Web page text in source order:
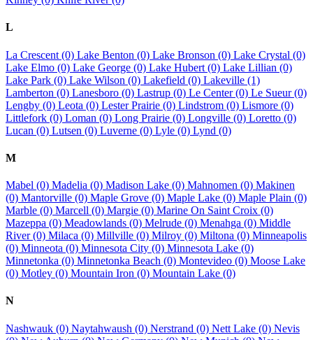
L
La Crescent (0) Lake Benton (0) Lake Bronson (0) Lake Crystal (0)
Lake Elmo (0) Lake George (0) Lake Hubert (0) Lake Lillian (0)
Lake Park (0) Lake Wilson (0) Lakefield (0) Lakeville (1)
Lamberton (0) Lanesboro (0) Lastrup (0) Le Center (0) Le Sueur (0)
Lengby (0) Leota (0) Lester Prairie (0) Lindstrom (0) Lismore (0)
Littlefork (0) Loman (0) Long Prairie (0) Longville (0) Loretto (0)
Lucan (0) Lutsen (0) Luverne (0) Lyle (0) Lynd (0)
M
Mabel (0) Madelia (0) Madison Lake (0) Mahnomen (0) Makinen
(0) Mantorville (0) Maple Grove (0) Maple Lake (0) Maple Plain (0)
Marble (0) Marcell (0) Margie (0) Marine On Saint Croix (0)
Mazeppa (0) Meadowlands (0) Melrude (0) Menahga (0) Middle
River (0) Milaca (0) Millville (0) Milroy (0) Miltona (0) Minneapolis
(0) Minneota (0) Minnesota City (0) Minnesota Lake (0)
Minnetonka (0) Minnetonka Beach (0) Montevideo (0) Moose Lake
(0) Motley (0) Mountain Iron (0) Mountain Lake (0)
N
Nashwauk (0) Naytahwaush (0) Nerstrand (0) Nett Lake (0) Nevis